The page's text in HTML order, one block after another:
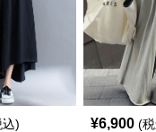
) ¥6,900 (